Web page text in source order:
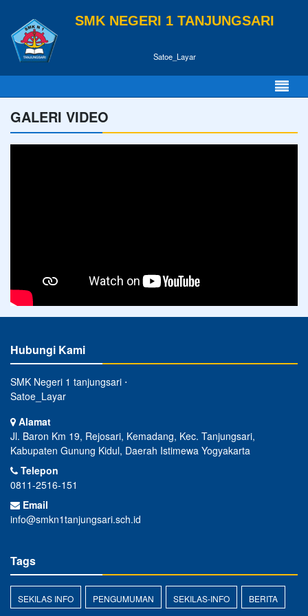
SMK NEGERI 1 TANJUNGSARI
Satoe_Layar
GALERI VIDEO
Hubungi Kami
SMK Negeri 1 tanjungsari ⋅
Satoe_Layar
Alamat
Jl. Baron Km 19, Rejosari, Kemadang, Kec. Tanjungsari,
Kabupaten Gunung Kidul, Daerah Istimewa Yogyakarta
Telepon
0811-2516-151
Email
info@smkn1tanjungsari.sch.id
Tags
SEKILAS INFO PENGUMUMAN SEKILAS-INFO BERITA